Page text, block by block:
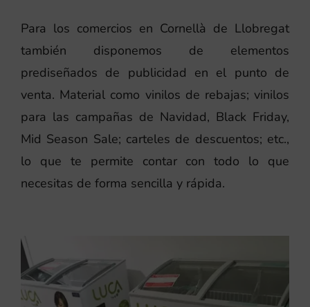
Para los comercios en Cornellà de Llobregat
también disponemos de elementos
prediseñados de publicidad en el punto de
venta. Material como vinilos de rebajas; vinilos
para las campañas de Navidad, Black Friday,
Mid Season Sale; carteles de descuentos; etc.,
lo que te permite contar con todo lo que
necesitas de forma sencilla y rápida.